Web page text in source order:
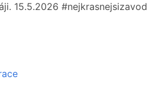
15.5.2026 #nejkrasnejsizavod